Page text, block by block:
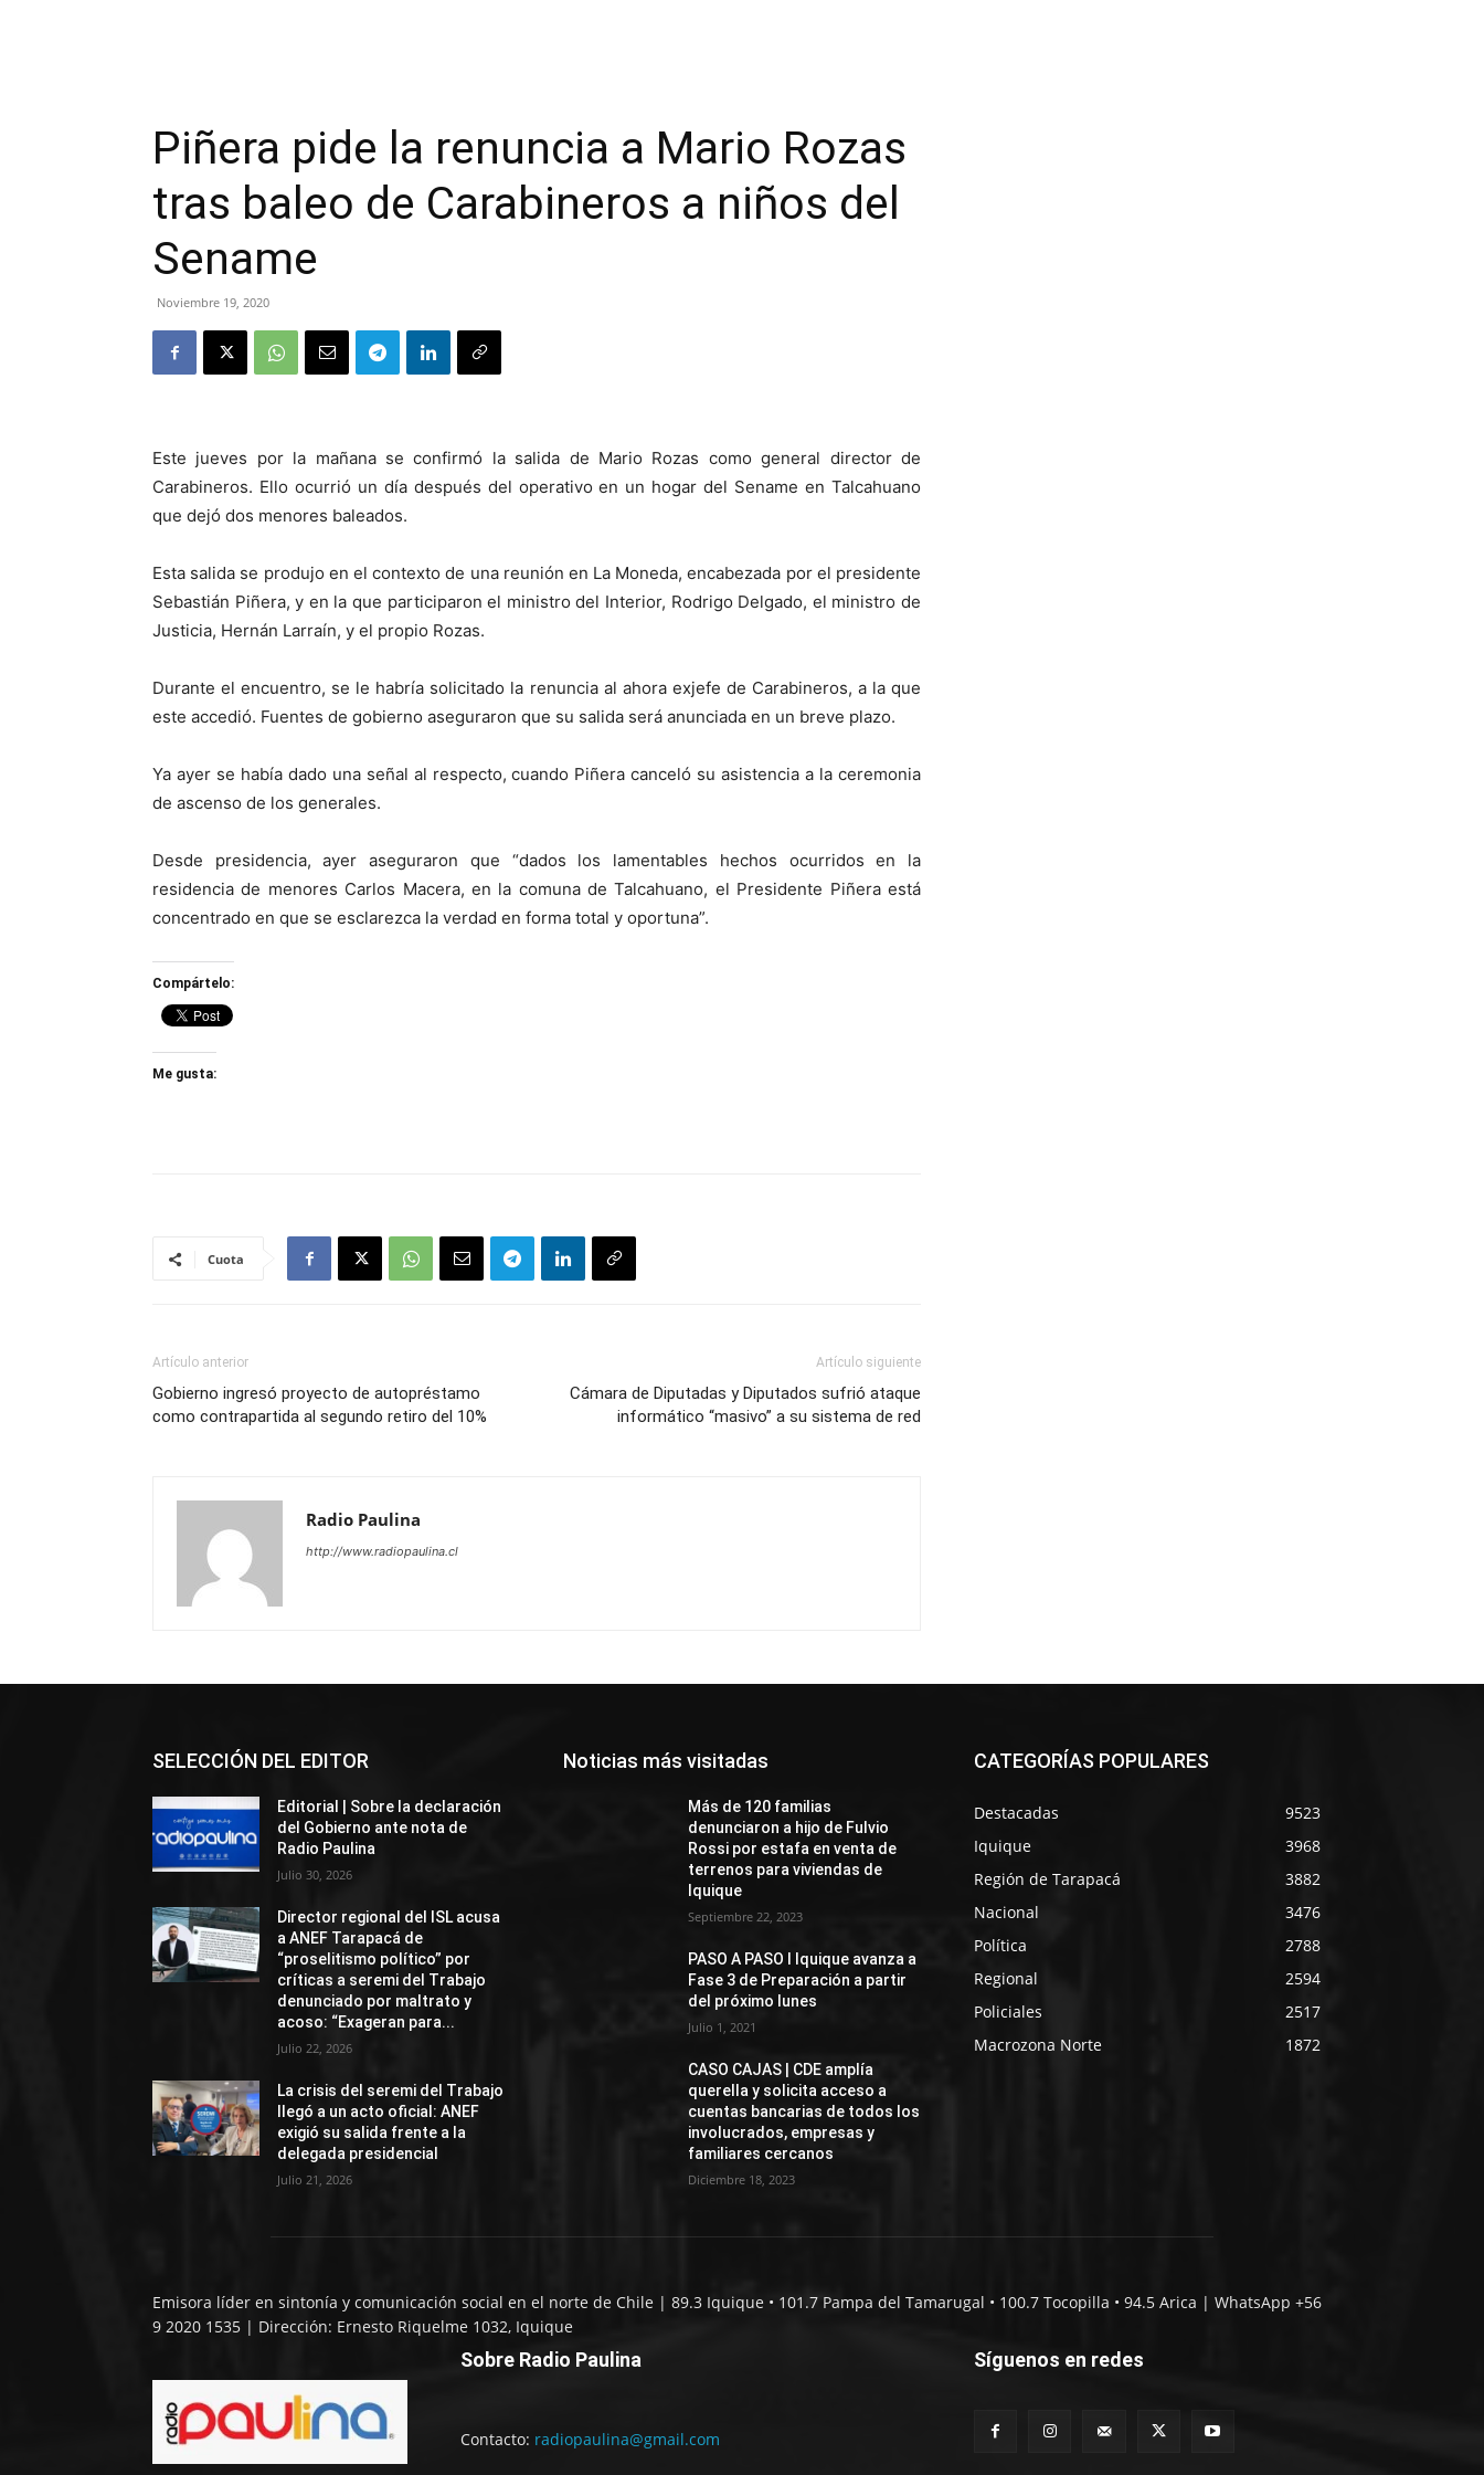
Piñera pide la renuncia a Mario Rozas
tras baleo de Carabineros a niños del
Sename
Noviembre 19, 2020
Este jueves por la mañana se confirmó la salida de Mario Rozas como general director de
Carabineros. Ello ocurrió un día después del operativo en un hogar del Sename en Talcahuano
que dejó dos menores baleados.
Esta salida se produjo en el contexto de una reunión en La Moneda, encabezada por el presidente
Sebastián Piñera, y en la que participaron el ministro del Interior, Rodrigo Delgado, el ministro de
Justicia, Hernán Larraín, y el propio Rozas.
Durante el encuentro, se le habría solicitado la renuncia al ahora exjefe de Carabineros, a la que
este accedió. Fuentes de gobierno aseguraron que su salida será anunciada en un breve plazo.
Ya ayer se había dado una señal al respecto, cuando Piñera canceló su asistencia a la ceremonia
de ascenso de los generales.
Desde presidencia, ayer aseguraron que “dados los lamentables hechos ocurridos en la
residencia de menores Carlos Macera, en la comuna de Talcahuano, el Presidente Piñera está
concentrado en que se esclarezca la verdad en forma total y oportuna”.
Compártelo:
Me gusta:
Cuota
Artículo anterior
Gobierno ingresó proyecto de autopréstamo
como contrapartida al segundo retiro del 10%
Artículo siguiente
Cámara de Diputadas y Diputados sufrió ataque
informático “masivo” a su sistema de red
Radio Paulina
http://www.radiopaulina.cl
SELECCIÓN DEL EDITOR
Editorial | Sobre la declaración
del Gobierno ante nota de
Radio Paulina
Julio 30, 2026
Director regional del ISL acusa
a ANEF Tarapacá de
“proselitismo político” por
críticas a seremi del Trabajo
denunciado por maltrato y
acoso: “Exageran para...
Julio 22, 2026
La crisis del seremi del Trabajo
llegó a un acto oficial: ANEF
exigió su salida frente a la
delegada presidencial
Julio 21, 2026
Noticias más visitadas
Más de 120 familias
denunciaron a hijo de Fulvio
Rossi por estafa en venta de
terrenos para viviendas de
Iquique
Septiembre 22, 2023
PASO A PASO I Iquique avanza a
Fase 3 de Preparación a partir
del próximo lunes
Julio 1, 2021
CASO CAJAS | CDE amplía
querella y solicita acceso a
cuentas bancarias de todos los
involucrados, empresas y
familiares cercanos
Diciembre 18, 2023
CATEGORÍAS POPULARES
Destacadas
9523
Iquique
3968
Región de Tarapacá
3882
Nacional
3476
Política
2788
Regional
2594
Policiales
2517
Macrozona Norte
1872
Emisora líder en sintonía y comunicación social en el norte de Chile | 89.3 Iquique • 101.7 Pampa del Tamarugal • 100.7 Tocopilla • 94.5 Arica | WhatsApp +56
9 2020 1535 | Dirección: Ernesto Riquelme 1032, Iquique
Sobre Radio Paulina
Contacto: radiopaulina@gmail.com
Síguenos en redes